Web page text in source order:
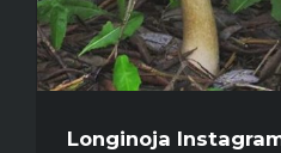
Longinoja